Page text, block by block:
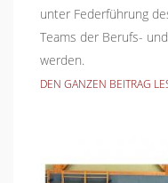
unter Federführung
Teams der Berufs-
werden.
DEN GANZEN BEITRAG